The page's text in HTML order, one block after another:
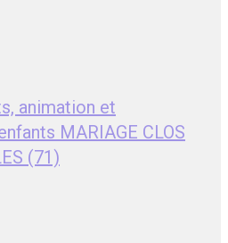
animation et
MARIAGE CLOS
(71)